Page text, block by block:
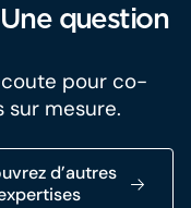
question
pour co-
mesure.
d’autres